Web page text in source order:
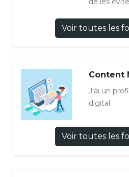
Voir toutes les
Content
J'ai un
digital
Voir toutes les